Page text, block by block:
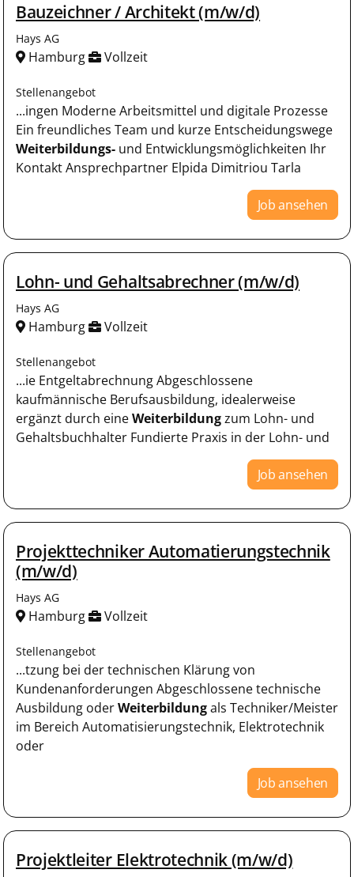
Bauzeichner / Architekt (m/w/d)
Hays AG
Hamburg Vollzeit
Stellenangebot
...ingen Moderne Arbeitsmittel und digitale Prozesse
Ein freundliches Team und kurze Entscheidungswege
Weiterbildungs- und Entwicklungsmöglichkeiten Ihr
Kontakt Ansprechpartner Elpida Dimitriou Tarla
Job ansehen
Lohn- und Gehaltsabrechner (m/w/d)
Hays AG
Hamburg Vollzeit
Stellenangebot
...ie Entgeltabrechnung Abgeschlossene
kaufmännische Berufsausbildung, idealerweise
ergänzt durch eineWeiterbildungzum Lohn- und
Gehaltsbuchhalter Fundierte Praxis in der Lohn- und
Job ansehen
Projekttechniker Automatierungstechnik
(m/w/d)
Hays AG
Hamburg Vollzeit
Stellenangebot
...tzung bei der technischen Klärung von
Kundenanforderungen Abgeschlossene technische
Ausbildung oderWeiterbildungals Techniker/Meister
im Bereich Automatisierungstechnik, Elektrotechnik
oder
Job ansehen
Projektleiter Elektrotechnik (m/w/d)